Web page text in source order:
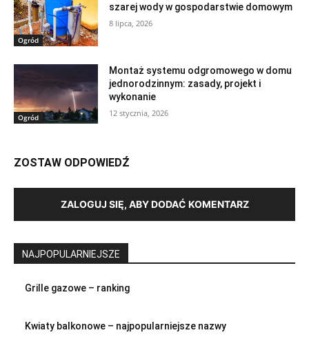
Ogród
szarej wody w gospodarstwie domowym
8 lipca, 2026
Ogród
Montaż systemu odgromowego w domu
jednorodzinnym: zasady, projekt i
wykonanie
12 stycznia, 2026
ZOSTAW ODPOWIEDŹ
ZALOGUJ SIĘ, ABY DODAĆ KOMENTARZ
NAJPOPULARNIEJSZE
Grille gazowe – ranking
Kwiaty balkonowe – najpopularniejsze nazwy